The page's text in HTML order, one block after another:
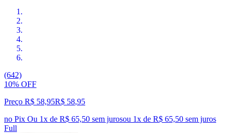
(642)
10% OFF
Preço R$ 58,95R$ 58,95
no Pix Ou 1x de R$ 65,50 sem jurosou 1x de R$ 65,50 sem juros
Full